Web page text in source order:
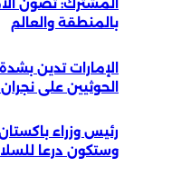
المشترك: تصون
بالمنطقة والعالم
الإمارات تدين
الحوثيين على
رئيس وزراء
وستكون درعا